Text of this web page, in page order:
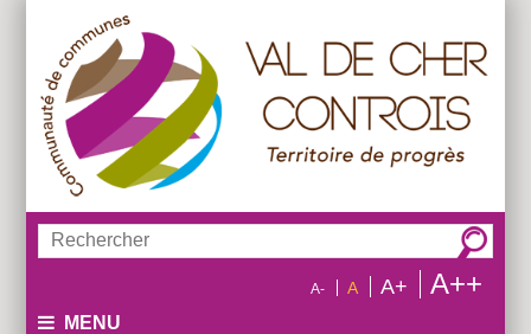
menu
contenu
recherche
Rechercher :
A- A A+ A++
MENU